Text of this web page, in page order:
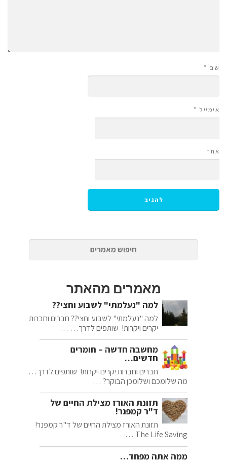
שם *
אימייל *
אתר
מאמרים מהאתר
למה "נעלמתי" לשבוע וחצי??
למה "נעלמתי" לשבוע וחצי?? חברים וחברות
יקרים ויקרות! שותפים לדרך… …
מחשבה חדשה – חומרים
חדשים…
חברים וחברות יקרים-יקרות! שותפים לדרך…
מה שלומכם ושלומכן הבוקר? …
תזונת האורז מצילת החיים של
ד"ר קמפנר!
תזונת האורז מצילת החיים של ד"ר קמפנר!
The Life Saving …
ממה אתה מפחד…